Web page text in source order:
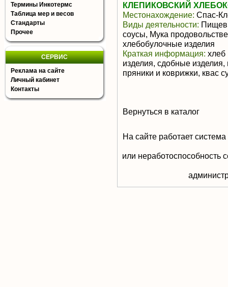
Термины Инкотермс
Таблица мер и весов
Стандарты
Прочее
СЕРВИС
Реклама на сайте
Личный кабинет
Контакты
КЛЕПИКОВСКИЙ
Местонахождение: Спас-
Виды деятельности:
соусы, Мука
хлебобулочные изделия
Краткая информация: хлеб
изделия, сдобные
пряники и коврижки, квас
Вернуться в каталог
На сайте работает
или неработоспособность